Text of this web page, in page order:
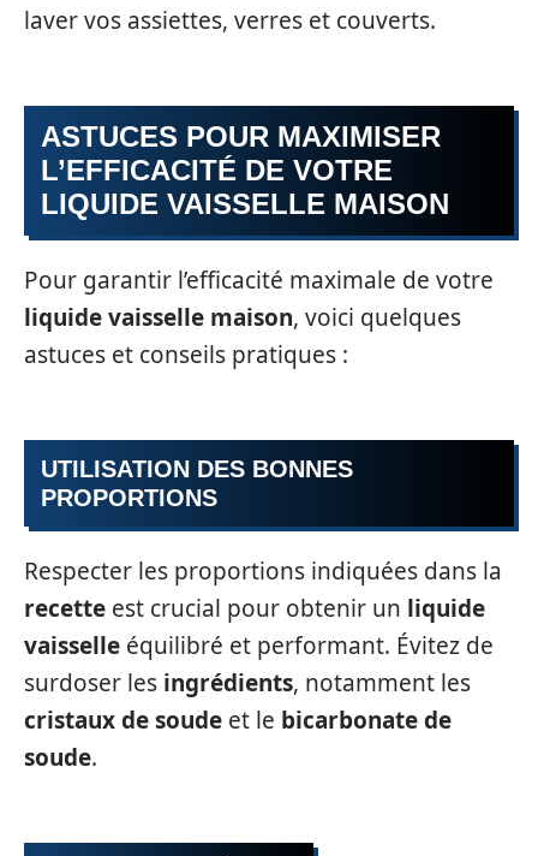
laver vos assiettes, verres et couverts.
ASTUCES POUR MAXIMISER
L’EFFICACITÉ DE VOTRE
LIQUIDE VAISSELLE MAISON
Pour garantir l’efficacité maximale de votre
liquide vaisselle maison, voici quelques
astuces et conseils pratiques :
UTILISATION DES BONNES
PROPORTIONS
Respecter les proportions indiquées dans la
recette est crucial pour obtenir un liquide
vaisselle équilibré et performant. Évitez de
surdoser les ingrédients, notamment les
cristaux de soude et le bicarbonate de
soude.